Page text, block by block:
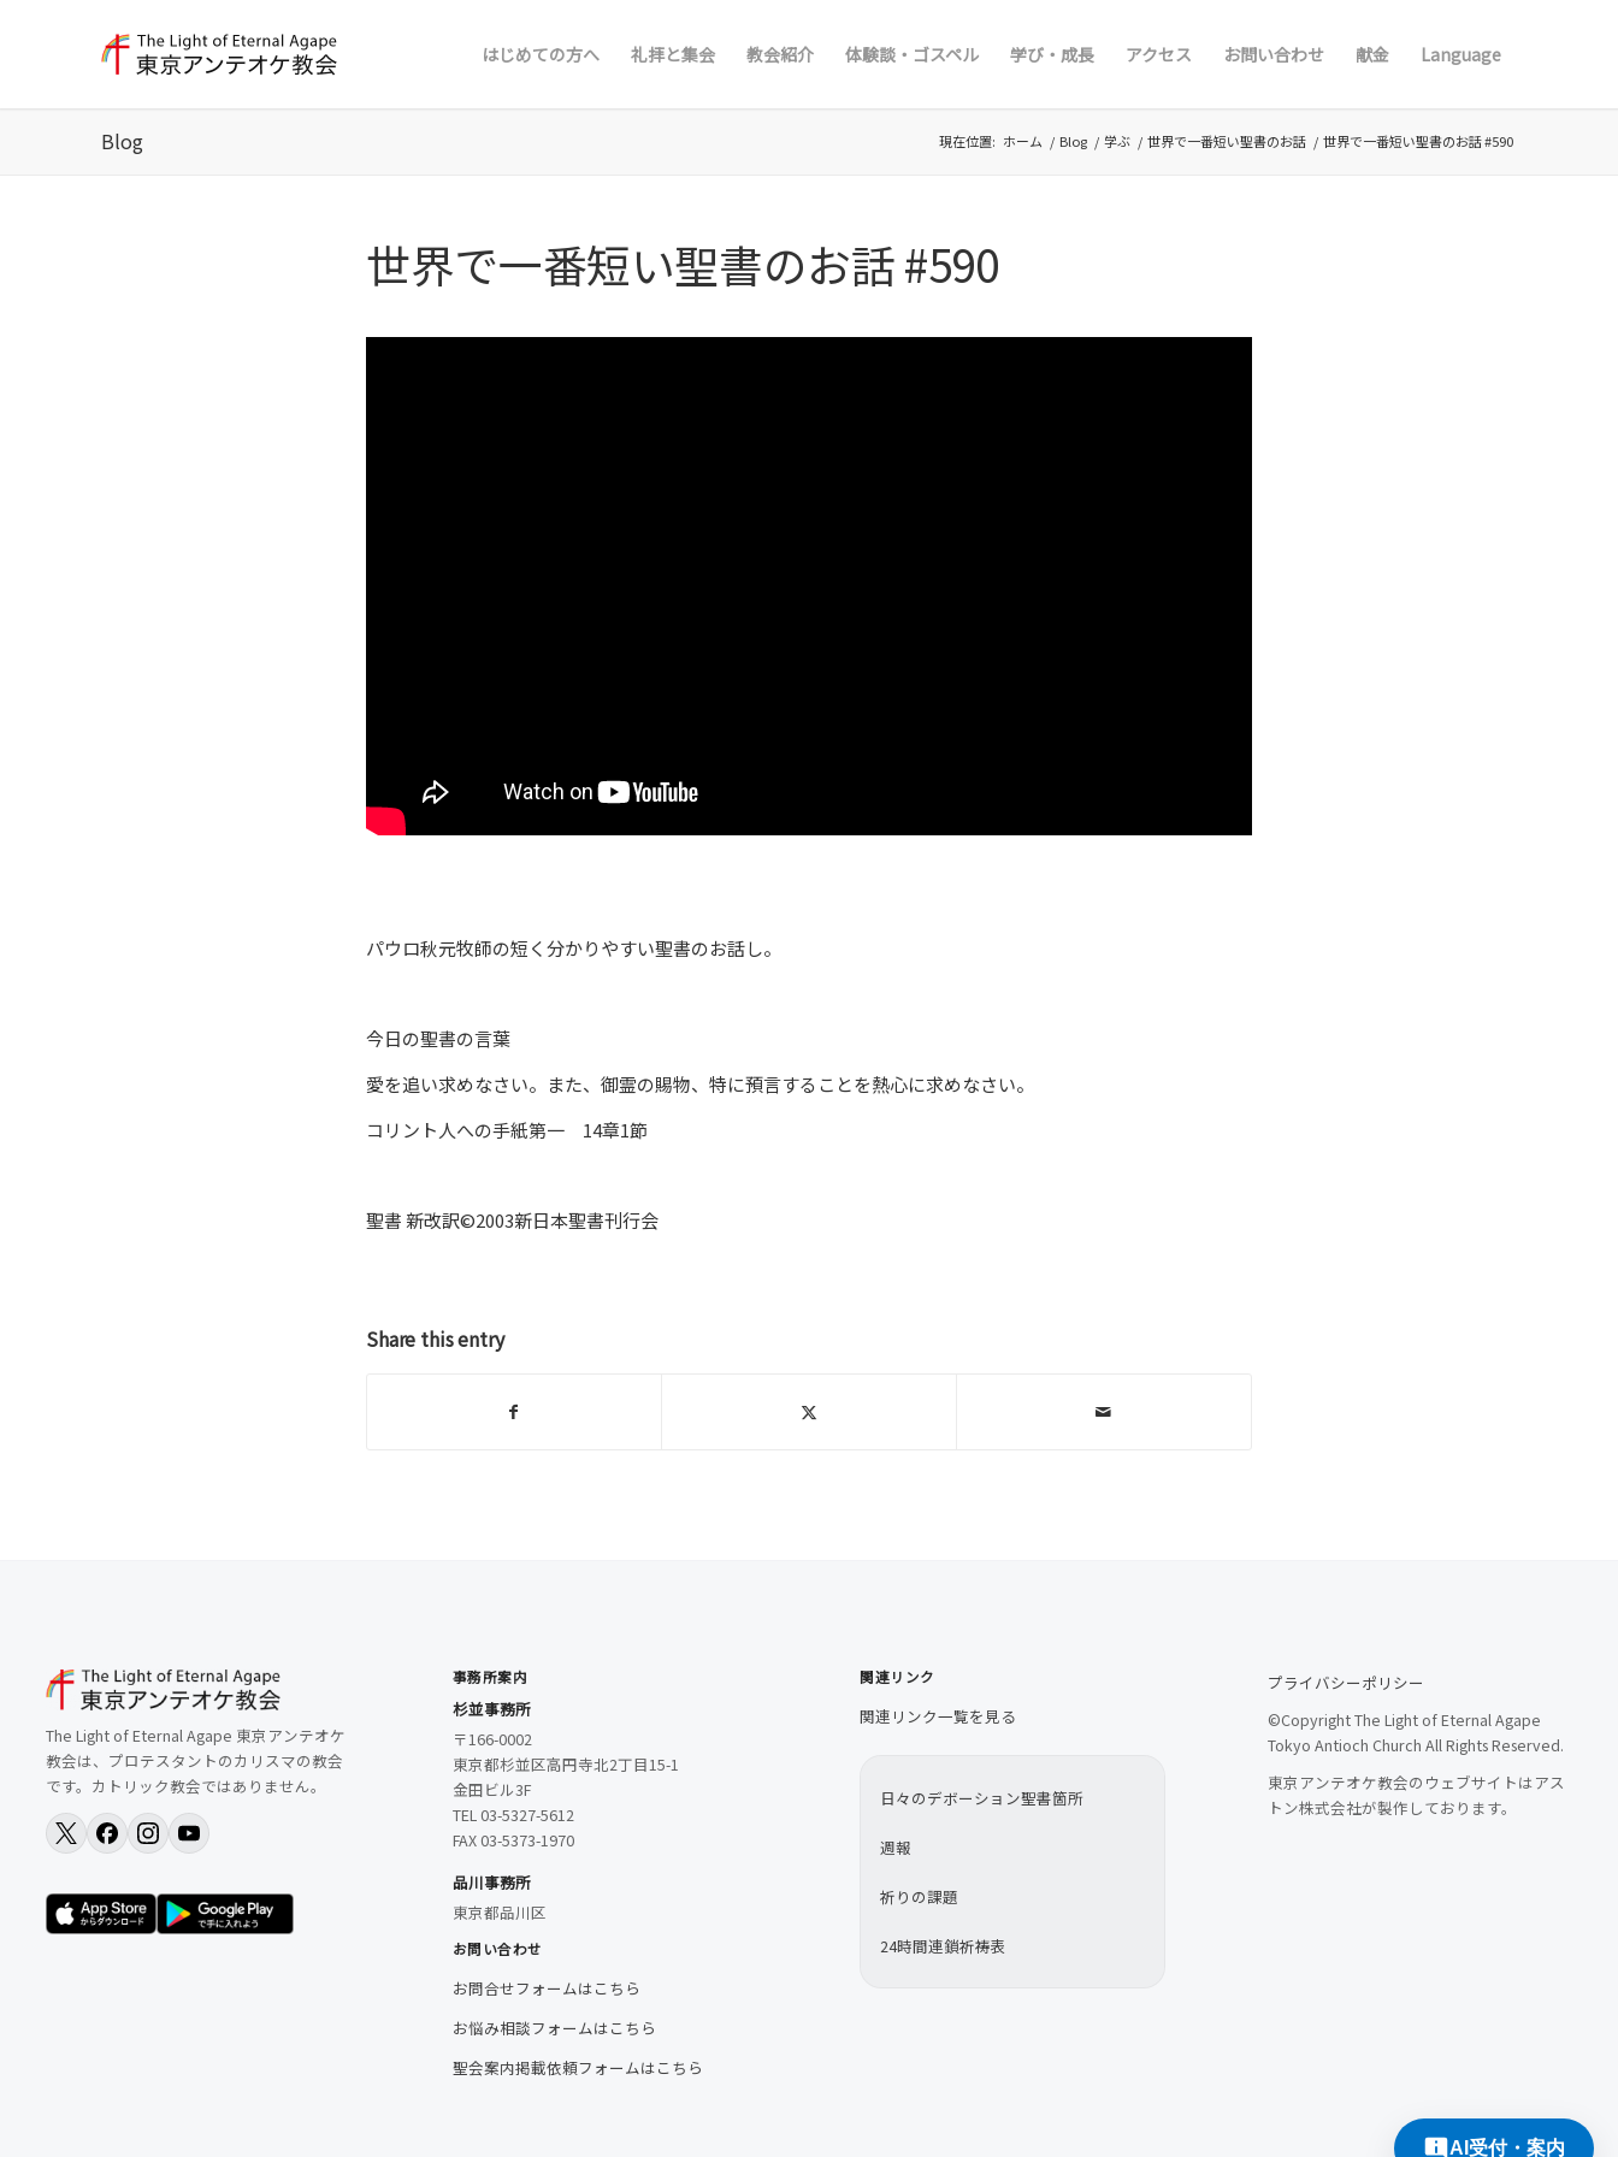
はじめての方へ 礼拝と集会 教会紹介 体験談・ゴスペル 学び・成長 アクセス お問い合わせ 献金 Language
Blog 現在位置: ホーム / Blog / 学ぶ / 世界で一番短い聖書のお話 / 世界で一番短い聖書のお話 #590
世界で一番短い聖書のお話 #590
パウロ秋元牧師の短く分かりやすい聖書のお話し。
今日の聖書の言葉
愛を追い求めなさい。また、御霊の賜物、特に預言することを熱心に求めなさい。
コリント人への手紙第一 14章1節
聖書 新改訳©2003新日本聖書刊行会
Share this entry
The Light of Eternal Agape 東京アンテオケ
教会は、プロテスタントのカリスマの教会
です。カトリック教会ではありません。
事務所案内
杉並事務所
〒166-0002
東京都杉並区高円寺北2丁目15-1
金田ビル3F
TEL 03-5327-5612
FAX 03-5373-1970
品川事務所
東京都品川区
お問い合わせ
お問合せフォームはこちら
お悩み相談フォームはこちら
聖会案内掲載依頼フォームはこちら
関連リンク
関連リンク一覧を見る
日々のデボーション聖書箇所
週報
祈りの課題
24時間連鎖祈祷表
プライバシーポリシー
©Copyright The Light of Eternal Agape
Tokyo Antioch Church All Rights Reserved.
東京アンテオケ教会のウェブサイトはアス
トン株式会社が製作しております。
AI受付・案内